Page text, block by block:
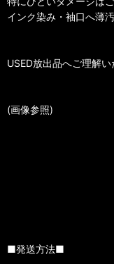
インク染み・袖口へ薄
USED放出品へご理解
(画像参照)
■発送方法■